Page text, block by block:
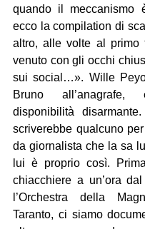
quando il meccanismo
ecco la compilation di
altro, alle volte al primo
venuto con gli occhi
sui social…». Wille
Bruno
disponibilità
scriverebbe qualcuno
da giornalista che la sa
lui è proprio così.
chiacchiere a un’ora
l’Orchestra della
Taranto, ci siamo